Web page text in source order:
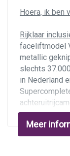
Anti
Anti
Bluetooth
Bots
Brake
Hoera, ik ben
Rijklaar
faceliftmodel
metallic
slechts
in Nederland
keyless entry,
premium
Meer